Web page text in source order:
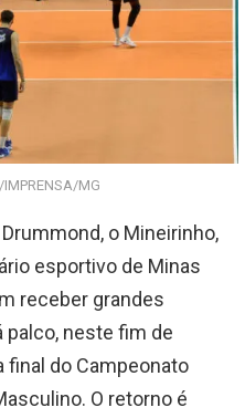
IMPRENSA/MG
o Mineirinho,
esportivo de Minas
receber grandes
neste fim de
final do Campeonato
O retorno é